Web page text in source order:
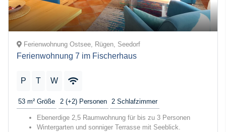
Ferienwohnung Ostsee, Rügen, Seedorf
Ferienwohnung 7 im Fischerhaus
P T W
53 m² Größe 2 (+2) Personen 2 Schlafzimmer
Ebenerdige 2,5 Raumwohnung für bis zu 3 Personen
Wintergarten und sonniger Terrasse mit Seeblick.